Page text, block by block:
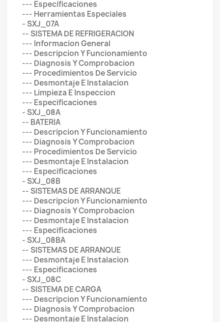
--- Especificaciones
--- Herramientas Especiales
- SXJ_07A
-- SISTEMA DE REFRIGERACION
--- Informacion General
--- Descripcion Y Funcionamiento
--- Diagnosis Y Comprobacion
--- Procedimientos De Servicio
--- Desmontaje E Instalacion
--- Limpieza E Inspeccion
--- Especificaciones
- SXJ_08A
-- BATERIA
--- Descripcion Y Funcionamiento
--- Diagnosis Y Comprobacion
--- Procedimientos De Servicio
--- Desmontaje E Instalacion
--- Especificaciones
- SXJ_08B
-- SISTEMAS DE ARRANQUE
--- Descripcion Y Funcionamiento
--- Diagnosis Y Comprobacion
--- Desmontaje E Instalacion
--- Especificaciones
- SXJ_08BA
-- SISTEMAS DE ARRANQUE
--- Desmontaje E Instalacion
--- Especificaciones
- SXJ_08C
-- SISTEMA DE CARGA
--- Descripcion Y Funcionamiento
--- Diagnosis Y Comprobacion
--- Desmontaje E Instalacion